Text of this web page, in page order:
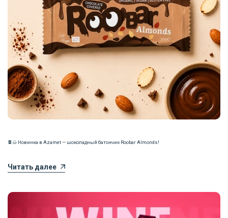
🍫🌰 Новинка в Azamet — шоколадный батончик Roobar Almonds!
Читать далее